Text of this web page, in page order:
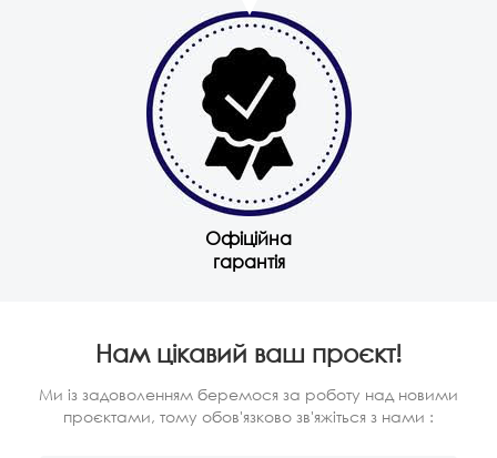
Офіційна
гарантія
Нам цікавий ваш проєкт!
Ми із задоволенням беремося за роботу над новими
проєктами, тому обов'язково зв'яжіться з нами :